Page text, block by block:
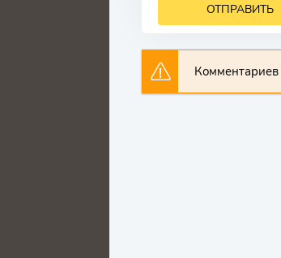
ОТПРАВИТЬ